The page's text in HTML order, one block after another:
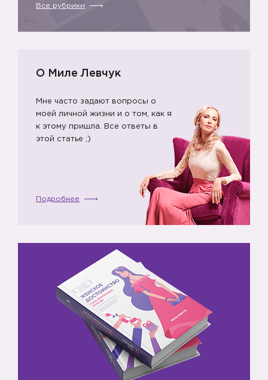
Все рубрики
О Миле Левчук
Мне часто задают вопросы о
моей личной жизни и о том, как я
к этому пришла. Все ответы в
этой статье ;)
Подробнее